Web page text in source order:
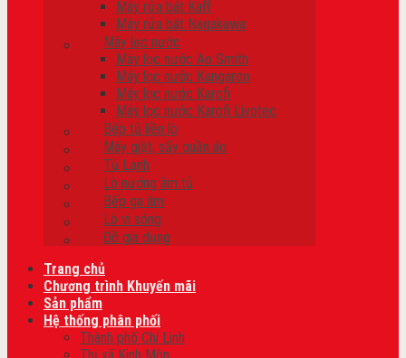
Máy rửa bát Kaff
Máy rửa bát Nagakawa
Máy lọc nước
Máy lọc nước Ao Smith
Máy lọc nước Kangaroo
Máy lọc nước Karofi
Máy lọc nước Karofi Livotec
Bếp tủ liền lò
Máy giặt, sấy quần áo
Tủ Lạnh
Lò nướng âm tủ
Bếp ga âm
Lò vi sóng
Đồ gia dụng
Trang chủ
Chương trình Khuyến mãi
Sản phẩm
Hệ thống phân phối
Thành phố Chí Linh